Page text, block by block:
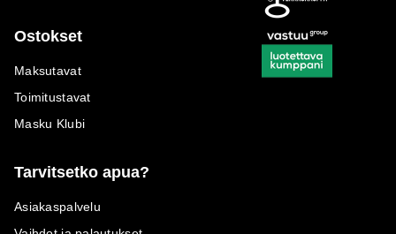
Ostokset
Maksutavat
Toimitustavat
Masku Klubi
Tarvitsetko apua?
Asiakaspalvelu